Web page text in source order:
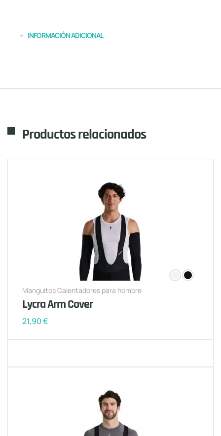
INFORMACIÓN ADICIONAL
Productos relacionados
Manguitos Calentadores para hombre
Lycra Arm Cover
21,90€